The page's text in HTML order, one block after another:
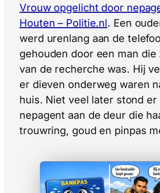
Vrouw opgelicht door
Houten – Politie.nl. Een
werd urenlang aan de
gehouden door een man die
van de recherche was. Hij
er dieven onderweg waren
huis. Niet veel later stond er
nepagent aan de deur die
trouwring, goud en pinpas